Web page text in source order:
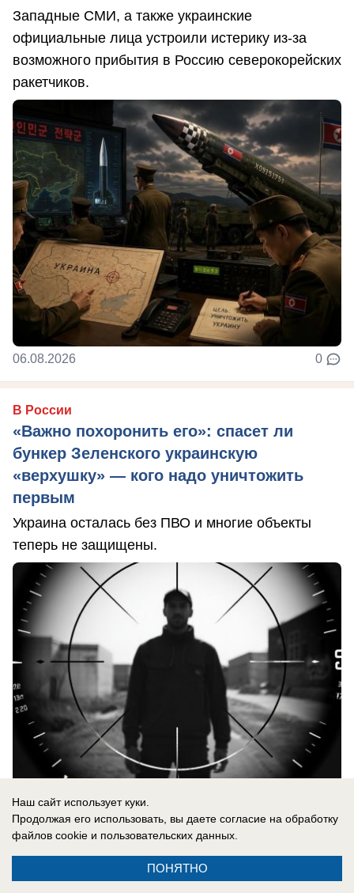
Западные СМИ, а также украинские
официальные лица устроили истерику из-за
возможного прибытия в Россию северокорейских
ракетчиков.
06.08.2026 0
В России
«Важно похоронить его»: спасет ли
бункер Зеленского украинскую
«верхушку» — кого надо уничтожить
первым
Украина осталась без ПВО и многие объекты
теперь не защищены.
06.08.2026 0
Наш сайт использует куки.
Продолжая его использовать, вы даете согласие на обработку
файлов cookie и пользовательских данных.
ПОНЯТНО